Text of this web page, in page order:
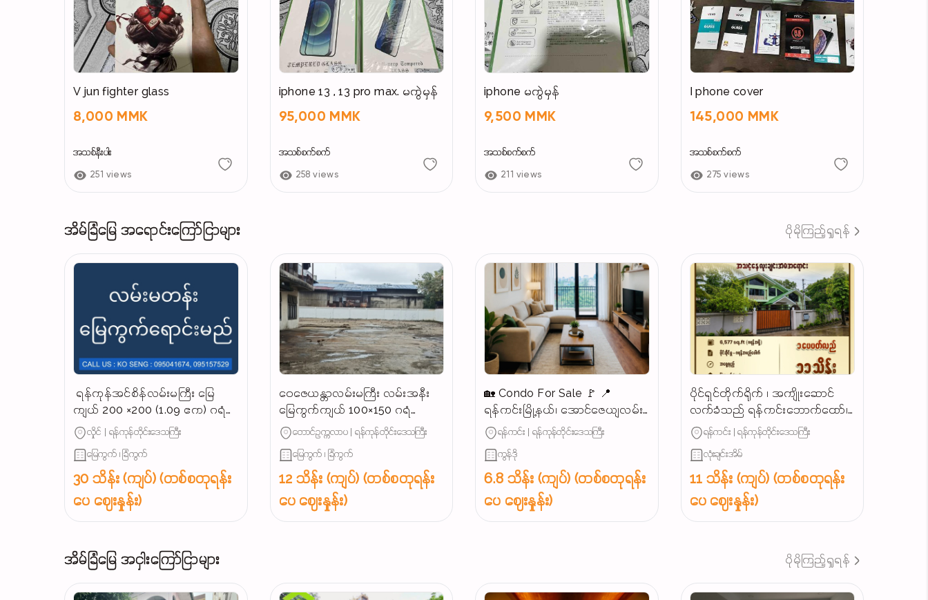
V jun fighter glass
8,000 MMK
အသစ်နီးပါး
251 views
iphone 13 , 13 pro max. မကွဲမှန်
95,000 MMK
အသစ်စက်စက်
258 views
iphone မကွဲမှန်
9,500 MMK
အသစ်စက်စက်
211 views
I phone cover
145,000 MMK
အသစ်စက်စက်
275 views
အိမ်ခြံမြေ အရောင်းကြော်ငြာများ ပိုမိုကြည့်ရှုရန်
‌ ရန်ကုန်အင်စိန်လမ်းမကြီး မြေ
ကျယ် 200 ×200 (1.09 ဧက) ဂရံ
နေရာကောင်မြေကွက် အရောင်း,‼️
လှိုင် | ရန်ကုန်တိုင်းဒေသကြီး
မြေကွက် ၊ ခြံကွက်
30 သိန်း (ကျပ်) (တစ်စတုရန်း
ပေ ဈေးနှုန်း)
ဝေဇေယန္တာလမ်းမကြီး လမ်းအနီး
မြေကွက်ကျယ် 100×150 ဂရံ
လုပ်ငန်းသင့်မြေကွက်ရောင်းမည်
တောင်ဥက္ကလာပ | ရန်ကုန်တိုင်းဒေသကြီး
မြေကွက် ၊ ခြံကွက်
12 သိန်း (ကျပ်) (တစ်စတုရန်း
ပေ ဈေးနှုန်း)
🏡 Condo For Sale 🚩 📍
ရန်ကင်းမြို့နယ်၊ အောင်ဇေယျလမ်း
အနီး (နေရာကောင်း)
ရန်ကင်း | ရန်ကုန်တိုင်းဒေသကြီး
ကွန်ဒို
6.8 သိန်း (ကျပ်) (တစ်စတုရန်း
ပေ ဈေးနှုန်း)
ပိုင်ရှင်တိုက်ရိုက် ၊ အကျိုးဆောင်
လက်ခံသည် ရန်ကင်းဘောက်ထော်၊
သာယာရွှေပြည်လမ်းမဂုတ်ကွက်၊
ရန်ကင်း | ရန်ကုန်တိုင်းဒေသကြီး
လုံးချင်းအိမ်
11 သိန်း (ကျပ်) (တစ်စတုရန်း
ပေ ဈေးနှုန်း)
အိမ်ခြံမြေ အငှါးကြော်ငြာများ ပိုမိုကြည့်ရှုရန်